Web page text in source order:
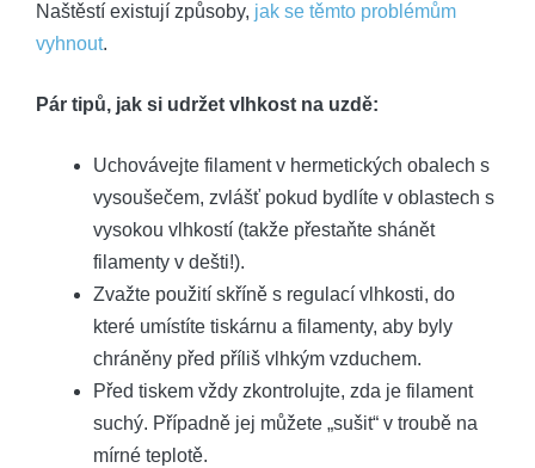
Naštěstí existují způsoby, jak se těmto problémům
vyhnout.
Pár tipů, jak si udržet vlhkost na uzdě:
Uchovávejte filament v hermetických obalech s
vysoušečem, zvlášť pokud bydlíte v oblastech s
vysokou vlhkostí (takže přestaňte shánět
filamenty v dešti!).
Zvažte použití skříně s regulací vlhkosti, do
které umístíte tiskárnu a filamenty, aby byly
chráněny před příliš vlhkým vzduchem.
Před tiskem vždy zkontrolujte, zda je filament
suchý. Případně jej můžete „sušit“ v troubě na
mírné teplotě.